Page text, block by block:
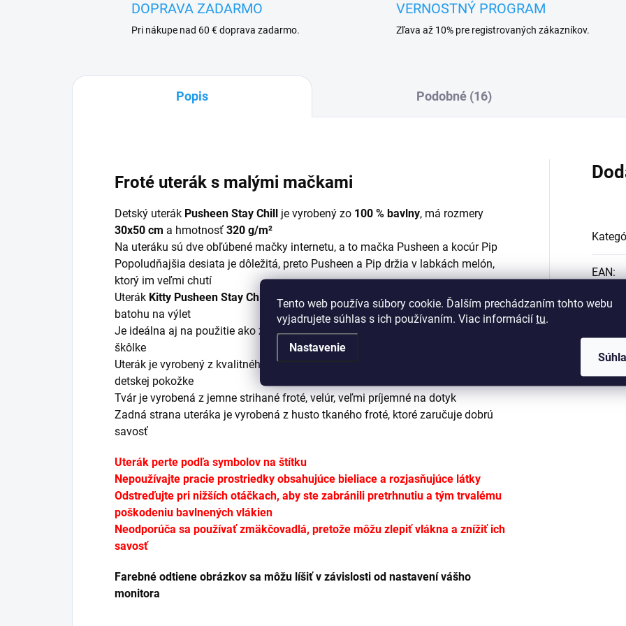
Tento web používa súbory cookie. Ďalším prechádzaním tohto webu
vyjadrujete súhlas s ich používaním. Viac informácií tu.
Nastavenie
DOPRAVA ZADARMO
Pri nákupe nad 60 € doprava zadarmo.
VERNOSTNÝ PROGRAM
Zľava až 10% pre registrovaných zákazníkov.
Popis Podobné (16)
Froté uterák s malými mačkami
Detský uterák Pusheen Stay Chill je vyrobený zo 100 % bavlny, má rozmery
30x50 cm a hmotnosť 320 g/m²
Na uteráku sú dve obľúbené mačky internetu, a to mačka Pusheen a kocúr Pip
Popoludňajšia desiata je dôležitá, preto Pusheen a Pip držia v labkách melón,
ktorý im veľmi chutí
Uterák Kitty Pusheen Stay Chill vďaka svojej veľkosti 30x50cm
sa dá zbaliť do
batohu na výlet
Je ideálna aj na použitie ako žinka pri kúpaní alebo na utieranie rúk deťom v
škôlke
Uterák je vyrobený z kvalitného a mäkkého materiálu, ktorý je šetrný k citlivej
detskej pokožke
Tvár je vyrobená z jemne strihané froté, velúr, veľmi príjemné na dotyk
Zadná strana uteráka je vyrobená z husto tkaného froté, ktoré zaručuje dobrú
savosť
Uterák perte podľa symbolov na štítku
Nepoužívajte pracie prostriedky obsahujúce bieliace a rozjasňujúce látky
Odstreďujte pri nižších otáčkach, aby ste zabránili pretrhnutiu a tým trvalému
poškodeniu bavlnených vlákien
Neodporúča sa používať zmäkčovadlá, pretože môžu zlepiť vlákna a znížiť ich
savosť
Farebné odtiene obrázkov sa môžu líšiť v závislosti od nastavení vášho
monitora
EAN: